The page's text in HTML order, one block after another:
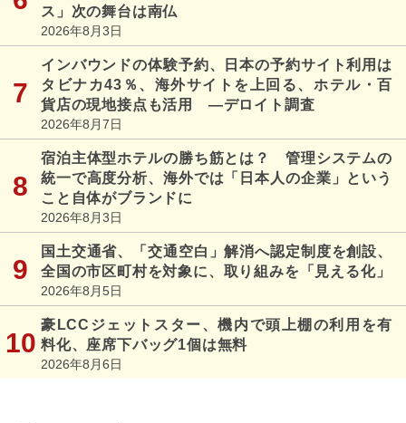
ス」次の舞台は南仏
2026年8月3日
インバウンドの体験予約、日本の予約サイト利用は
タビナカ43％、海外サイトを上回る、ホテル・百
貨店の現地接点も活用 ―デロイト調査
2026年8月7日
宿泊主体型ホテルの勝ち筋とは？ 管理システムの
統一で高度分析、海外では「日本人の企業」という
こと自体がブランドに
2026年8月3日
国土交通省、「交通空白」解消へ認定制度を創設、
全国の市区町村を対象に、取り組みを「見える化」
2026年8月5日
豪LCCジェットスター、機内で頭上棚の利用を有
料化、座席下バッグ1個は無料
2026年8月6日